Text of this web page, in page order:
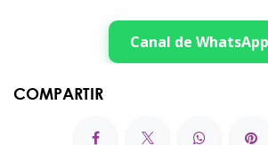
Canal de WhatsApp
COMPARTIR